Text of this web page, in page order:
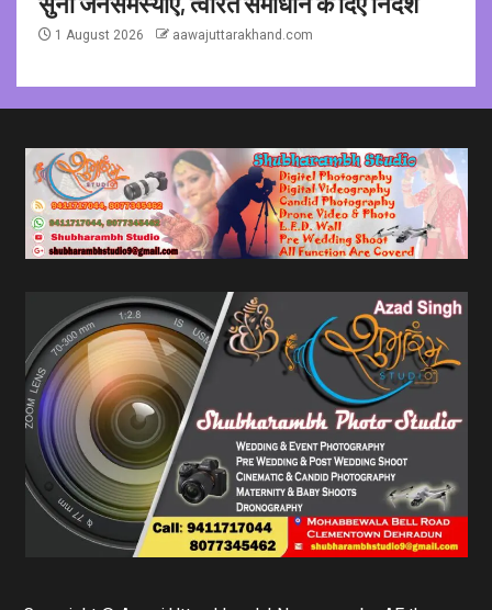
1 August 2026 aawajuttarakhand.com